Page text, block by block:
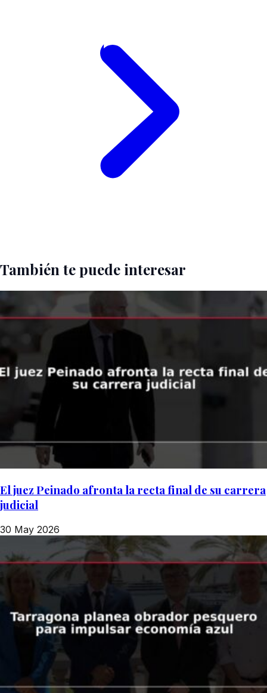
También te puede interesar
El juez Peinado afronta la recta final de su carrera
judicial
30 May 2026